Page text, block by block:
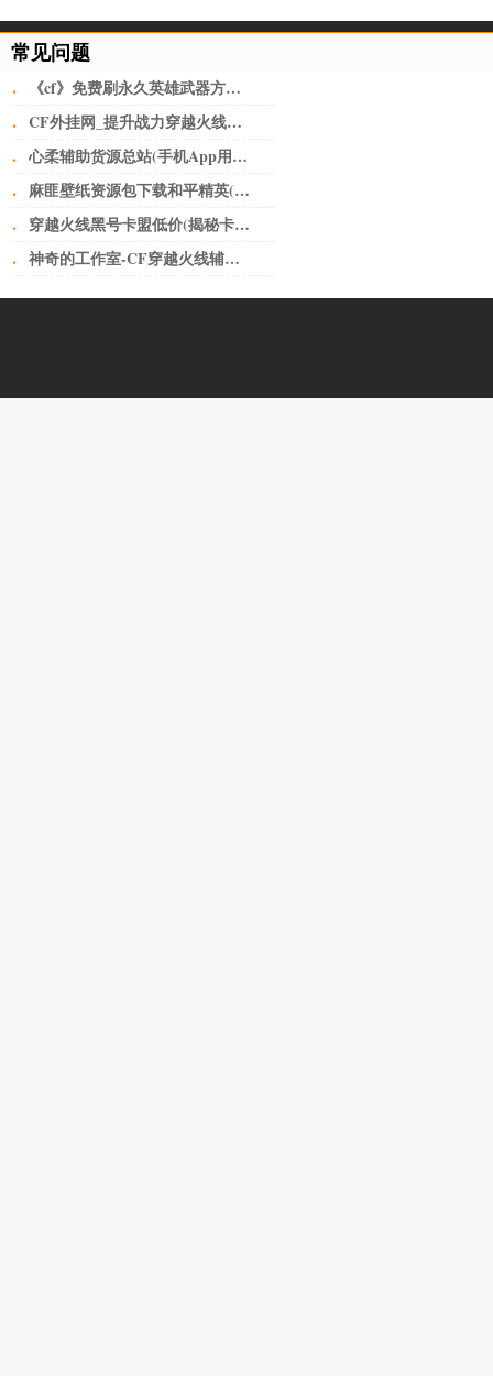
常见问题
· 《cf》免费刷永久英雄武器方法介绍 刷枪最新工具分享
· CF外挂网_提升战力穿越火线小号卡盟网无人不知无人不晓。
· 心柔辅助货源总站(手机App用户“裸奔”如何破？从细化个人授权上加以规范)
· 麻匪壁纸资源包下载和平精英(让子弹飞——黄老爷离不开鹅城)
· 穿越火线黑号卡盟低价(揭秘卡盟骗局，少年，醒醒吧！)
· 神奇的工作室-CF穿越火线辅助如何给玩家刺激的快感？-神奇的工作室-CF穿越火线辅助如何给玩家刺激的快感？-问题解答-三明神奇的工作室-三明CF辅助-三明CF外挂-三明CF透视-三明CF自瞄-三明CF